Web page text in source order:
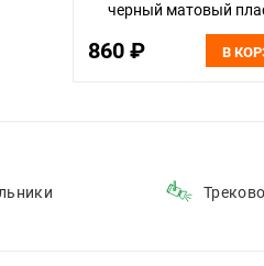
черный матовый
860 ₽ В